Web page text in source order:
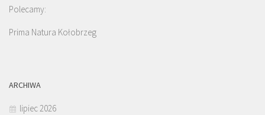
Polecamy:
Prima Natura Kołobrzeg
ARCHIWA
lipiec 2026